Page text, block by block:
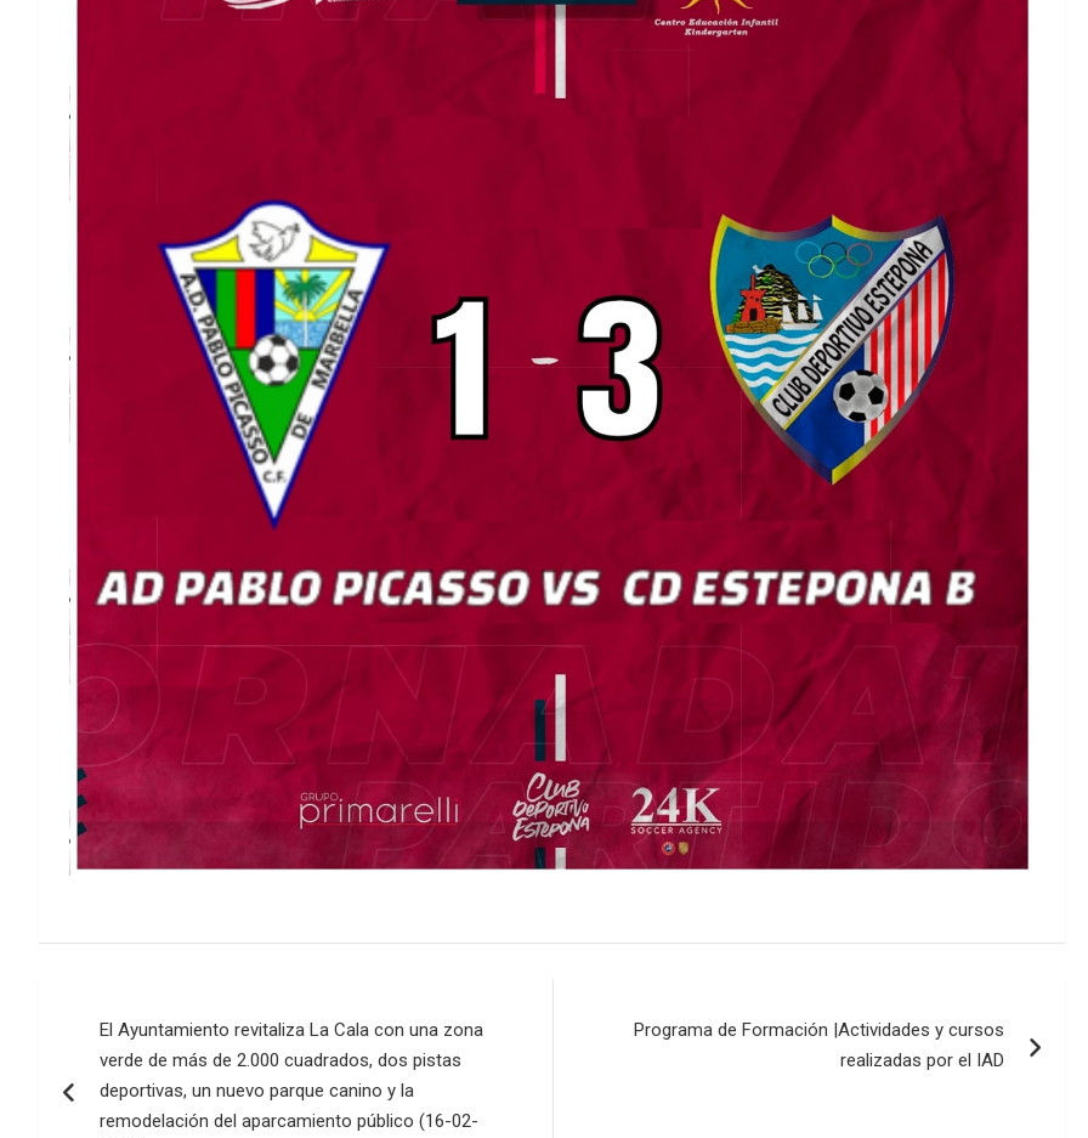
entradas
El Ayuntamiento revitaliza La Cala con una zona
verde de más de 2.000 cuadrados, dos pistas
deportivas, un nuevo parque canino y la
remodelación del aparcamiento público (16-02-
Programa de Formación |Actividades y cursos
realizadas por el IAD